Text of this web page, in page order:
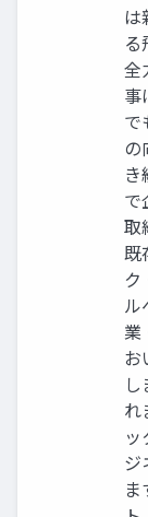
は
る
全
事
で
の
き
で
取
既
ル
業
お
れ
ジ